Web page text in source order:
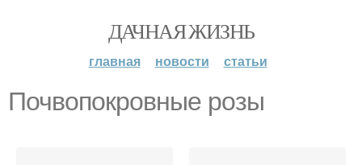
ДАЧНАЯ ЖИЗНЬ
главная новости статьи
Почвопокровные розы